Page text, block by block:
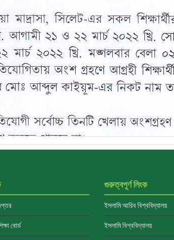
বোর্ড
গুরুত্বপূর্ণ লিংক
ইসলামি আরিব বিশ্ববিদ্যালয়
ইসলামি বিশ্ববিদ্যালয়